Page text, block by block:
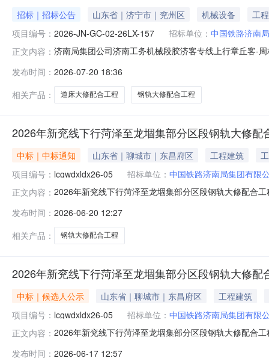
招标｜招标公告 山东省｜济宁市｜兖州区 机械设备
工程
项目编号： 2026-JN-GC-02-26LX-157 招标单位： 中国铁路济南
正文内容： 济南局集团公司济南工务机械段胶济客专线上行章丘客-
程；泰肥线鱼池村-湖屯钢轨大修配合工程；泰肥线穆庄-
公司计统部关于
发布时间： 2026-07-20 18:36
相关产品：
道床大修配合工程 钢轨大修配合工程
2026年新兖线下行菏泽至龙堌集部分区段钢轨大修
中标｜中标通知 山东省｜聊城市｜东昌府区 工程建筑
项目编号： lcgwdxldx26-05 招标单位： 中国铁路济南局集团有限
正文内容： 2026年新兖线下行菏泽至龙堌集部分区段钢轨大修配合
成交单位。成交工程价款为433310元。请贵单位尽快来
委监察）联系
发布时间： 2026-06-20 12:27
相关产品：
钢轨大修配合工程
2026年新兖线下行菏泽至龙堌集部分区段钢轨大修
中标｜候选人公示 山东省｜聊城市｜东昌府区
工程建筑
项目编号： lcgwdxldx26-05 招标单位： 中国铁路济南局集团有限
正文内容： 2026年新兖线下行菏泽至龙堌集部分区段钢轨大修配合
谈判日期:2026年6月17日第一成交候选人：山东浩通铁
发布时间： 2026-06-17 12:57